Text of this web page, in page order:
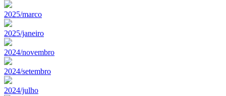
2025/marco
2025/janeiro
2024/novembro
2024/setembro
2024/julho